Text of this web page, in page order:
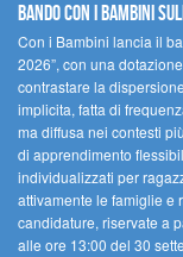
Bando Con i Bambini
Con i Bambini lancia il
2026”, con una
contrastare la
implicita, fatta di
ma diffusa nei contesti
di apprendimento
individualizzati per
attivamente le famiglie e
candidature, riservate a
alle ore 13:00 del 30